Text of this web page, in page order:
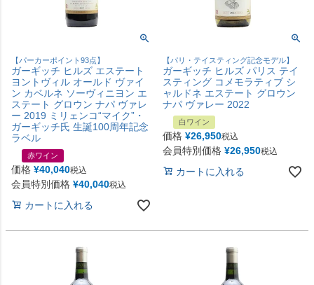
【パーカーポイント93点】
ガーギッチ ヒルズ エステート
ヨントヴィル オールド ヴァイ
ン カベルネ ソーヴィニヨン エ
ステート グロウン ナパ ヴァレ
ー 2019 ミリェンコ“マイク”・
ガーギッチ氏 生誕100周年記念
ラベル
赤ワイン
価格 ¥40,040税込
会員特別価格 ¥40,040税込
カートに入れる
【パリ・テイスティング記念モデル】
ガーギッチ ヒルズ パリス テイ
スティング コメモラティブ シ
ャルドネ エステート グロウン
ナパ ヴァレー 2022
白ワイン
価格 ¥26,950税込
会員特別価格 ¥26,950税込
カートに入れる